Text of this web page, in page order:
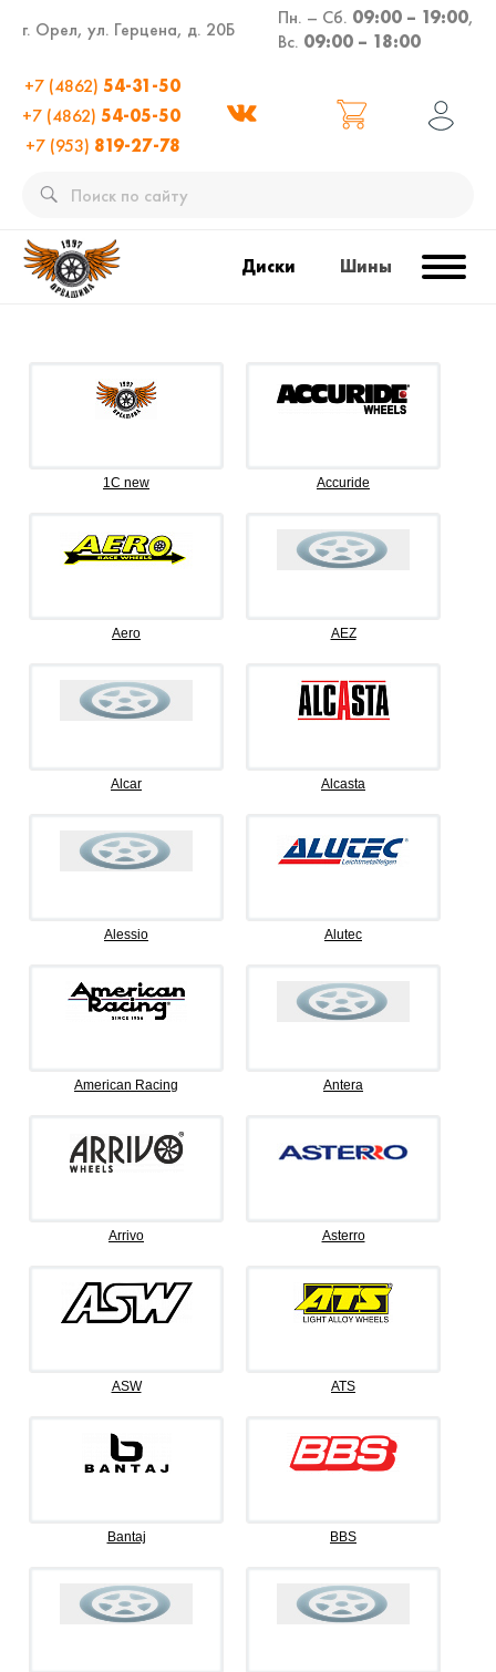
г. Орел, ул. Герцена, д. 20Б
Пн. – Сб. 09:00 – 19:00,
Вс. 09:00 – 18:00
+7 (4862) 54-31-50
+7 (4862) 54-05-50
+7 (953) 819-27-78
Диски Шины
1C new Accuride
Aero AEZ
Alcar Alcasta
Alessio Alutec
American Racing Antera
Arrivo Asterro
ASW ATS
Bantaj BBS